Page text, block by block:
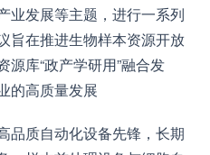
业发展等主题，进行一系列
旨在推进生物样本资源开放
库“政产学研用”融合发
的高质量发展
品质自动化设备先锋，长期